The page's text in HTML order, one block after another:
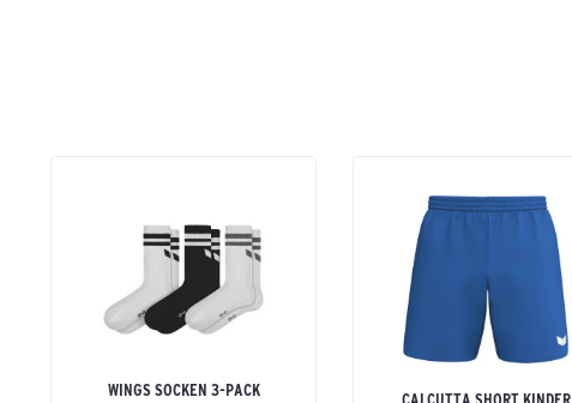
WINGS SOCKEN 3-PACK